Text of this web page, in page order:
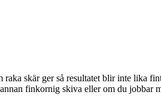
skär ger så resultatet blir inte lika
finkornig skiva eller om du jobbar